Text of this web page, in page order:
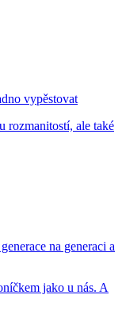
vypěstovat
rozmanitostí, ale také
na generaci a
jako u nás. A